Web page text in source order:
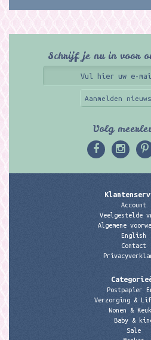
Schrijf je nu in voor
Aanmelden
Volg
Account
Veelgestelde
Algemene
English
Contact
Postpapier
Verzorging &
Wonen &
Baby &
Sale